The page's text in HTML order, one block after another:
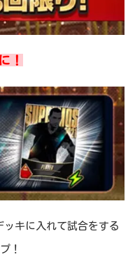
！
ッキに入れて試合をする
！